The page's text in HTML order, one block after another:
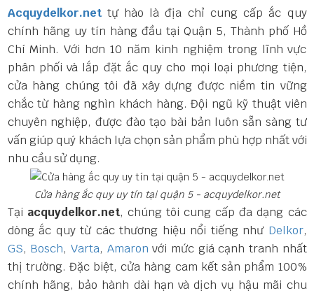
Acquydelkor.net tự hào là địa chỉ cung cấp ắc quy
chính hãng uy tín hàng đầu tại Quận 5, Thành phố Hồ
Chí Minh. Với hơn 10 năm kinh nghiệm trong lĩnh vực
phân phối và lắp đặt ắc quy cho mọi loại phương tiện,
cửa hàng chúng tôi đã xây dựng được niềm tin vững
chắc từ hàng nghìn khách hàng. Đội ngũ kỹ thuật viên
chuyên nghiệp, được đào tạo bài bản luôn sẵn sàng tư
vấn giúp quý khách lựa chọn sản phẩm phù hợp nhất với
nhu cầu sử dụng.
Cửa hàng ắc quy uy tín tại quận 5 - acquydelkor.net
Tại acquydelkor.net, chúng tôi cung cấp đa dạng các
dòng ắc quy từ các thương hiệu nổi tiếng như Delkor,
GS, Bosch, Varta, Amaronvới mức giá cạnh tranh nhất
thị trường. Đặc biệt, cửa hàng cam kết sản phẩm 100%
chính hãng, bảo hành dài hạn và dịch vụ hậu mãi chu